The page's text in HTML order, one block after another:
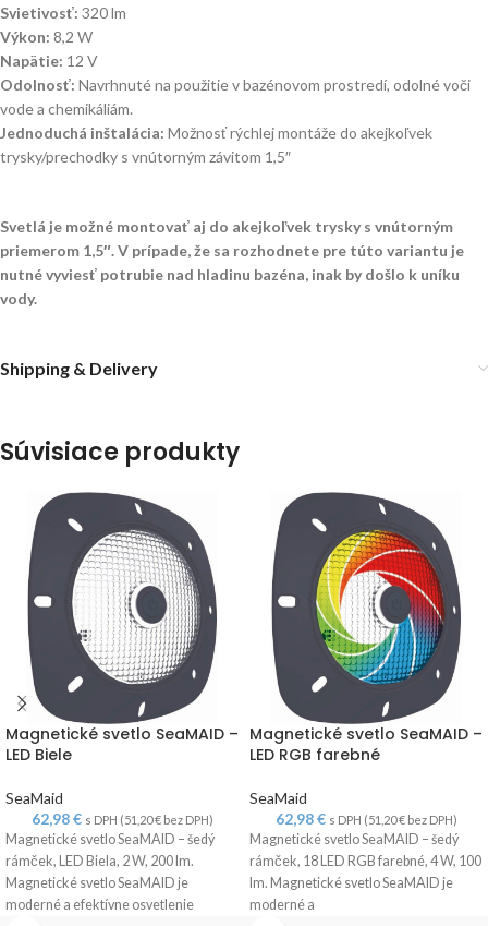
Svietivosť: 320 lm
Výkon: 8,2 W
Napätie: 12 V
Odolnosť: Navrhnuté na použitie v bazénovom prostredí, odolné voči
vode a chemikáliám.
Jednoduchá inštalácia: Možnosť rýchlej montáže do akejkoľvek
trysky/prechodky s vnútorným závitom 1,5″
Svetlá je možné montovať aj do akejkoľvek trysky s vnútorným
priemerom 1,5″. V prípade, že sa rozhodnete pre túto variantu je
nutné vyviesť potrubie nad hladinu bazéna, inak by došlo k uníku
vody.
Shipping & Delivery
Súvisiace produkty
Magnetické svetlo SeaMAID –
LED Biele
SeaMaid
62,98€ s DPH (51,20€bez DPH)
Magnetické svetlo SeaMAID – šedý
rámček, LED Biela, 2 W, 200 lm.
Magnetické svetlo SeaMAID je
moderné a efektívne osvetlenie
Magnetické svetlo SeaMAID –
LED RGB farebné
SeaMaid
62,98€ s DPH (51,20€bez DPH)
Magnetické svetlo SeaMAID – šedý
rámček, 18 LED RGB farebné, 4 W, 100
lm. Magnetické svetlo SeaMAID je
moderné a